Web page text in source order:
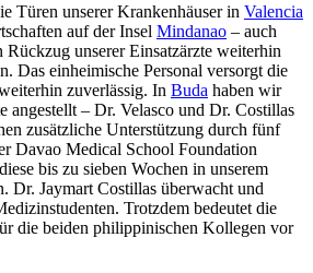
Türen unserer Krankenhäuser in Valencia
auf der Insel Mindanao – auch
Rückzug unserer Einsatzärzte weiterhin
Das einheimische Personal versorgt die
zuverlässig. In Buda haben wir
angestellt – Dr. Velasco und Dr. Costillas
zusätzliche Unterstützung durch fünf
Davao Medical School Foundation
bis zu sieben Wochen in unserem
Dr. Jaymart Costillas überwacht und
Trotzdem bedeutet die
die beiden philippinischen Kollegen vor